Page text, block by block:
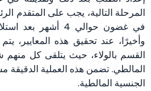
المرحلة التالية، يجب على المتقدم
في غضون حوالي 4
وأخيرًا، عند تحقيق هذه المعايير،
القسم بالولاء، حيث يتلقى كل منهم
المالطي. تضمن هذه العملية
الجنسية المالطية.